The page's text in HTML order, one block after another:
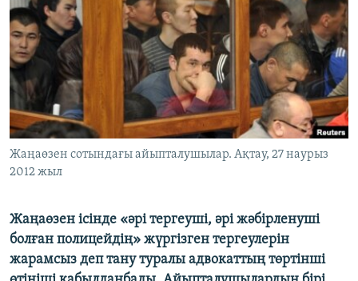
Русский
ЖАЗЫЛЫҢЫЗ
Басқа тілдерде
Жаңаөзен сотындағы айыпталушылар. Ақтау, 27 наурыз
2012 жыл
Жаңаөзен ісінде «әрі тергеуші, әрі жәбірленуші
болған полицейдің» жүргізген тергеулерін
жарамсыз деп тану туралы адвокаттың төртінші